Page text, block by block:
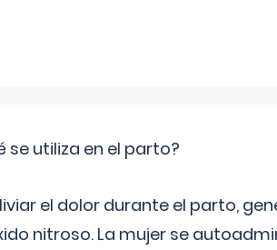
se utiliza en el parto?
el dolor durante el parto,
nitroso. La mujer se